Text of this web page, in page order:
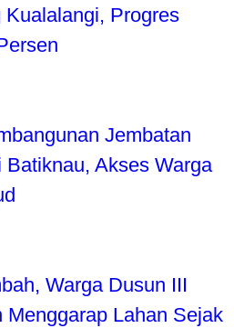
Progres
Jembatan
Akses Warga
Warga Dusun III
Menggarap Lahan Sejak